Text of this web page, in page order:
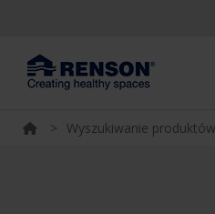
> Wyszukiwanie produktów